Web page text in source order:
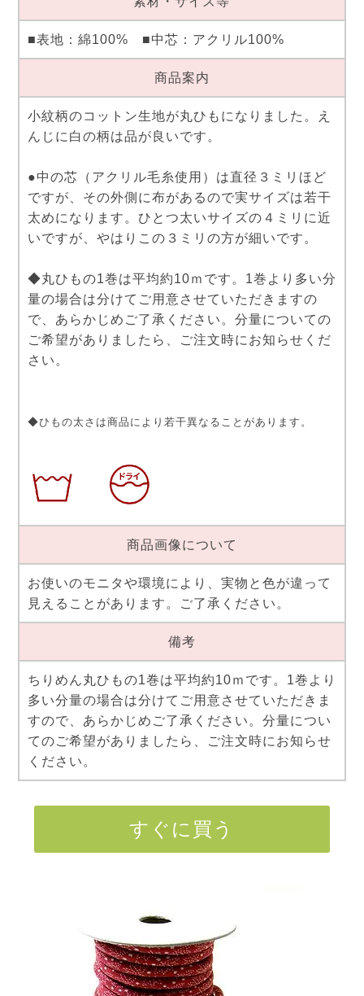
■表地：綿100% ■中芯：アクリル100%
商品案内
小紋柄のコットン生地が丸ひもになりました。え
んじに白の柄は品が良いです。
●中の芯（アクリル毛糸使用）は直径３ミリほど
ですが、その外側に布があるので実サイズは若干
太めになります。ひとつ太いサイズの４ミリに近
いですが、やはりこの３ミリの方が細いです。
◆丸ひもの1巻は平均約10ｍです。1巻より多い分
量の場合は分けてご用意させていただきますの
で、あらかじめご了承ください。分量についての
ご希望がありましたら、ご注文時にお知らせくだ
さい。
◆ひもの太さは商品により若干異なることがあります。
商品画像について
お使いのモニタや環境により、実物と色が違って
見えることがあります。ご了承ください。
備考
ちりめん丸ひもの1巻は平均約10ｍです。1巻より
多い分量の場合は分けてご用意させていただきま
すので、あらかじめご了承ください。分量につい
てのご希望がありましたら、ご注文時にお知らせ
ください。
すぐに買う